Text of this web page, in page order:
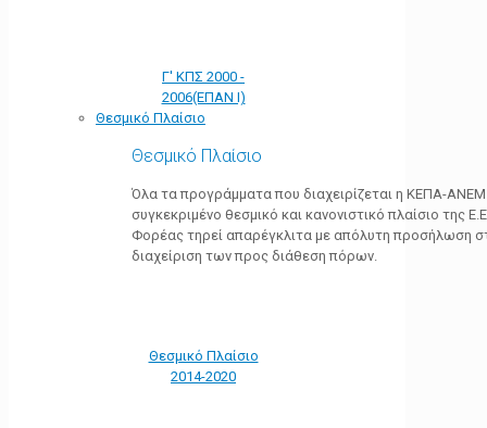
Γ' ΚΠΣ 2000 -
2006(ΕΠΑΝ Ι)
Θεσμικό Πλαίσιο
Θεσμικό Πλαίσιο
Όλα τα προγράμματα που διαχειρίζεται η ΚΕΠΑ-
συγκεκριμένο θεσμικό και κανονιστικό πλαίσιο της
Φορέας τηρεί απαρέγκλιτα με απόλυτη προσήλωση
διαχείριση των προς διάθεση πόρων.
Θεσμικό Πλαίσιο
2014-2020